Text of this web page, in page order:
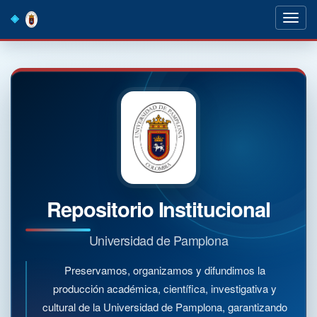
navigation
Repositorio Institucional
Universidad de Pamplona
Preservamos, organizamos y difundimos la
producción académica, científica, investigativa y
cultural de la Universidad de Pamplona, garantizando